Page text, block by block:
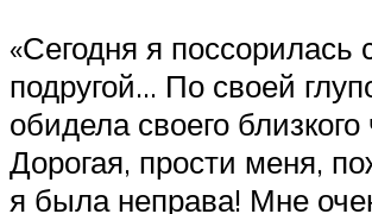
«Сегодня я поссорилась
подругой… По своей
обидела своего
Дорогая, прости меня,
я была неправа! Мне